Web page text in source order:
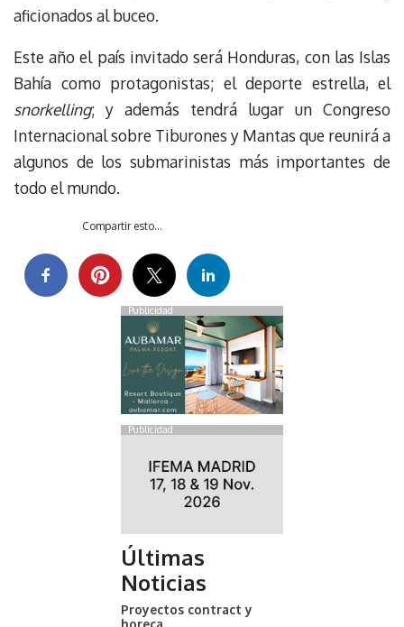
aficionados al buceo.
Este año el país invitado será Honduras, con las Islas
Bahía como protagonistas; el deporte estrella, el
snorkelling; y además tendrá lugar un Congreso
Internacional sobre Tiburones y Mantas que reunirá a
algunos de los submarinistas más importantes de
todo el mundo.
Compartir esto...
Publicidad
Publicidad
Últimas
Noticias
Proyectos contract y
horeca